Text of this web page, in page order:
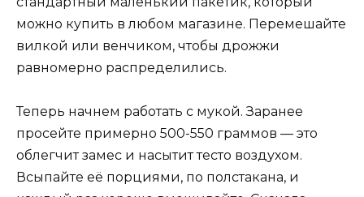
можно купить в любом магазине. Перемешайте
вилкой или венчиком, чтобы дрожжи
равномерно распределились.
Теперь начнем работать с мукой. Заранее
просейте примерно 500-550 граммов — это
облегчит замес и насытит тесто воздухом.
Всыпайте её порциями, по полстакана, и